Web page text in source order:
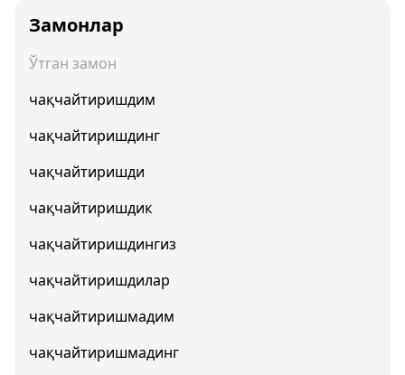
Замонлар
Ўтган замон
чақчайтиришдим
чақчайтиришдинг
чақчайтиришди
чақчайтиришдик
чақчайтиришдингиз
чақчайтиришдилар
чақчайтиришмадим
чақчайтиришмадинг